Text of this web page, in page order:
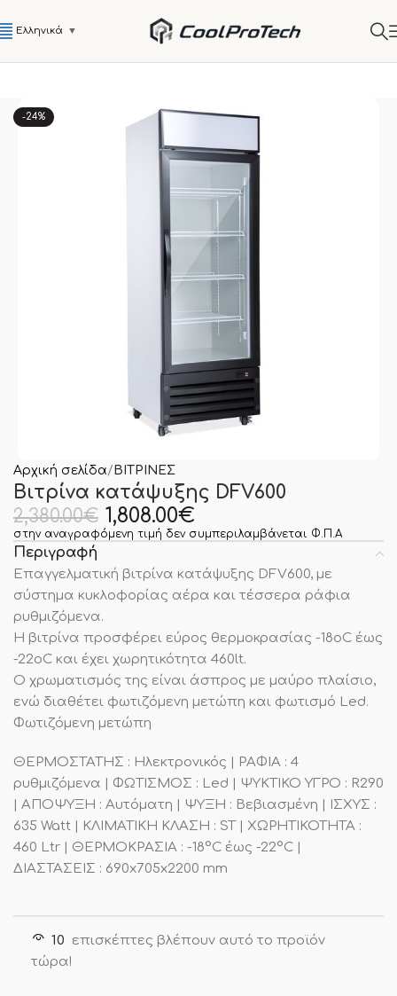
Ελληνικά ▼
-24%
Αρχική σελίδα ΒΙΤΡΙΝΕΣ
Βιτρίνα κατάψυξης DFV600
2,380.00€ 1,808.00€
στην αναγραφόμενη τιμή δεν συμπεριλαμβάνεται Φ.Π.Α
Περιγραφή
Επαγγελματική βιτρίνα κατάψυξης DFV600, με
σύστημα κυκλοφορίας αέρα και τέσσερα ράφια
ρυθμιζόμενα.
Η βιτρίνα προσφέρει εύρος θερμοκρασίας -18οC έως
-22οC και έχει χωρητικότητα 460lt.
Ο χρωματισμός της είναι άσπρος με μαύρο πλαίσιο,
ενώ διαθέτει φωτιζόμενη μετώπη και φωτισμό Led.
Φωτιζόμενη μετώπη
ΘΕΡΜΟΣΤΑΤΗΣ : Ηλεκτρονικός | ΡΑΦΙΑ : 4
ρυθμιζόμενα | ΦΩΤΙΣΜΟΣ : Led | ΨΥΚΤΙΚΟ ΥΓΡΟ : R290
| ΑΠΟΨΥΞΗ : Αυτόματη | ΨΥΞΗ : Βεβιασμένη | ΙΣΧΥΣ :
635 Watt | ΚΛΙΜΑΤΙΚΗ ΚΛΑΣΗ : ST | ΧΩΡΗΤΙΚΟΤΗΤΑ :
460 Ltr | ΘΕΡΜΟΚΡΑΣΙΑ : -18°C έως -22°C |
ΔΙΑΣΤΑΣΕΙΣ : 690x705x2200 mm
10 επισκέπτες βλέπουν αυτό το προϊόν
τώρα!